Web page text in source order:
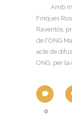
Amb
Finques
Raventós,
de l'ONG
acte de
ONG; per la
0